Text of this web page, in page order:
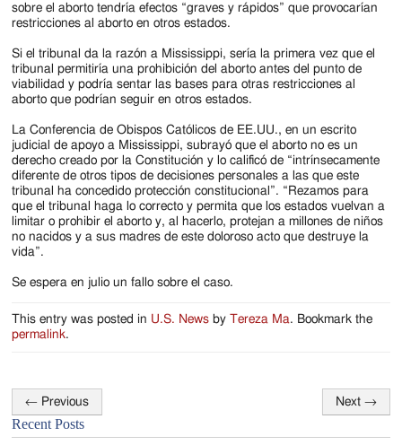
sobre el aborto tendría efectos “graves y rápidos” que provocarían
restricciones al aborto en otros estados.
Si el tribunal da la razón a Mississippi, sería la primera vez que el
tribunal permitiría una prohibición del aborto antes del punto de
viabilidad y podría sentar las bases para otras restricciones al
aborto que podrían seguir en otros estados.
La Conferencia de Obispos Católicos de EE.UU., en un escrito
judicial de apoyo a Mississippi, subrayó que el aborto no es un
derecho creado por la Constitución y lo calificó de “intrínsecamente
diferente de otros tipos de decisiones personales a las que este
tribunal ha concedido protección constitucional”. “Rezamos para
que el tribunal haga lo correcto y permita que los estados vuelvan a
limitar o prohibir el aborto y, al hacerlo, protejan a millones de niños
no nacidos y a sus madres de este doloroso acto que destruye la
vida”.
Se espera en julio un fallo sobre el caso.
This entry was posted in U.S. News byTereza Ma. Bookmark the
permalink.
Post
navigation
← Previous Next →
Recent Posts